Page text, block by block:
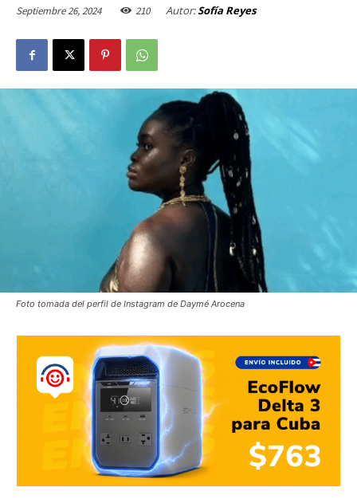
Septiembre 26, 2024 210 Autor:Sofía Reyes
Foto tomada del perfil de Instagram de Daymé Arocena